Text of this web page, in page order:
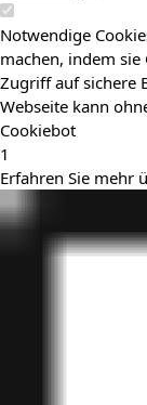
Notwendige
machen, indem
Zugriff auf sichere
Webseite kann
Cookiebot
1
Erfahren Sie mehr